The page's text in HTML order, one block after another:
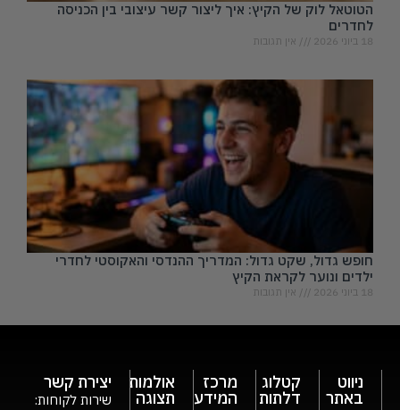
הטוטאל לוק של הקיץ: איך ליצור קשר עיצובי בין הכניסה
לחדרים
18 ביוני 2026 אין תגובות
חופש גדול, שקט גדול: המדריך ההנדסי והאקוסטי לחדרי
ילדים ונוער לקראת הקיץ
18 ביוני 2026 אין תגובות
ניווט
באתר
קטלוג
דלתות
מרכז
המידע
אולמות
תצוגה
יצירת קשר
שירות לקוחות: